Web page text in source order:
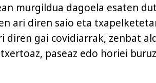
murgildua dagoela esaten
ari diren saio eta
diren gai covidiarrak, zenbat
paseaz edo horiei